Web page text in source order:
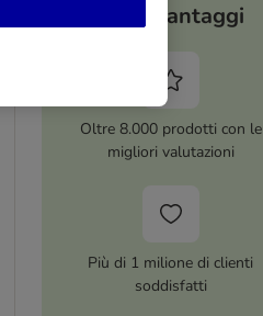
I tuoi vantaggi
Oltre 8.000 prodotti con le
migliori valutazioni
Più di 1 milione di clienti
soddisfatti